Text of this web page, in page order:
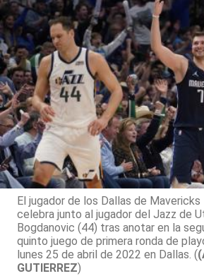
El jugador de los Dallas de
celebra junto al jugador del Jazz de
Bogdanovic (44) tras anotar en la
quinto juego de primera ronda de
lunes 25 de abril de 2022 en Dallas. (
GUTIERREZ)